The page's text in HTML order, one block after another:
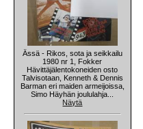
Ässä - Rikos, sota ja seikkailu
1980 nr 1, Fokker
Hävittäjälentokoneiden osto
Talvisotaan, Kenneth & Dennis
Barman eri maiden armeijoissa,
Simo Häyhän joululahja...
Näytä